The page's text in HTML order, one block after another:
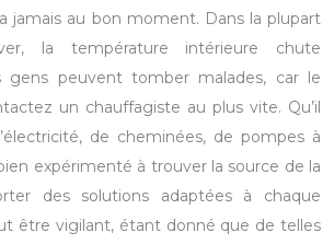
jamais au bon moment. Dans la plupart
la température intérieure chute
gens peuvent tomber malades, car le
un chauffagiste au plus vite. Qu’il
de cheminées, de pompes à
expérimenté à trouver la source de la
des solutions adaptées à chaque
être vigilant, étant donné que de telles